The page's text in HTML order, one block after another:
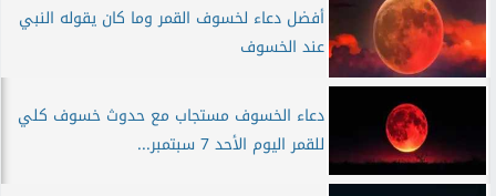
أفضل دعاء لخسوف القمر وما كان يقوله النبي
عند الخسوف
دعاء الخسوف مستجاب مع حدوث خسوف كلي
للقمر اليوم الأحد 7 سبتمبر...